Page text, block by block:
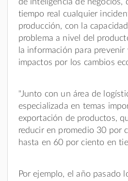
tiempo real cualquier
producción, con la
problema a nivel del
la información para prevenir
impactos por los cambios
"Junto con un área de
especializada en temas
exportación de productos,
reducir en promedio 30 por
hasta en 60 por ciento en
Por ejemplo, el año pasado